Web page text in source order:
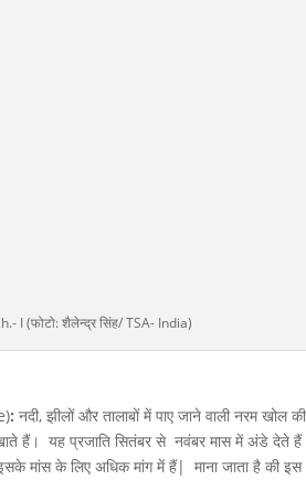
I (फोटो: शैलेन्द्र सिंह/ TSA- India)
:नदी, झीलों और तालाबों में पाए जाने वाली नरम खोल
हैं। यह प्रजाति सितंबर से नवंबर मास में अंडे देते
मांस के लिए अधिक मांग में हैं| माना जाता है की इस